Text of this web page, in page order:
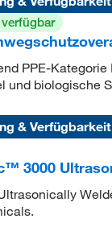
PPE-
und biologische
&
3000